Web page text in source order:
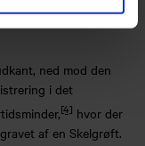
optrådte som
ned mod den
i det
[4] hvor der
af en Skelgrøft.